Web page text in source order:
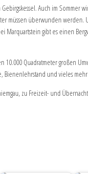
Auch im Sommer
überwunden werden.
Marquartstein gibt es einen
10.000 Quadratmeter großen
und vieles
zu Freizeit- und